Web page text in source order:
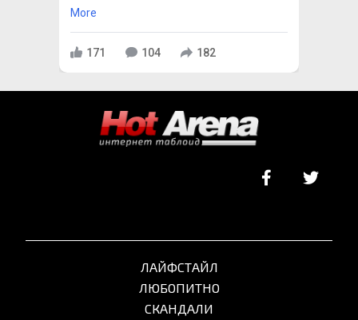
More
171 104 182
ЛАЙФСТАЙЛ
ЛЮБОПИТНО
СКАНДАЛИ